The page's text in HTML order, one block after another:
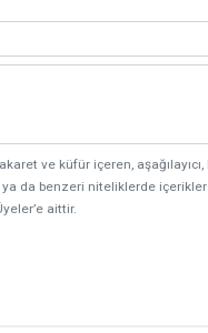
ve küfür içeren,
da benzeri niteliklerde
aittir.